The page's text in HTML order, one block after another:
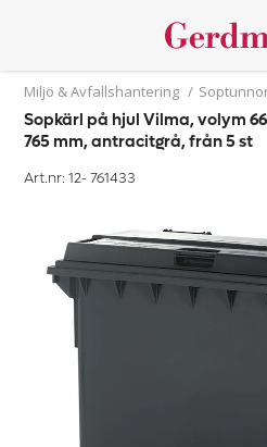
Miljö & Avfallshantering /
Sopkärl på hjul Vilma, volym
765 mm, antracitgrå, från 5 st
Art.nr: 12-761433